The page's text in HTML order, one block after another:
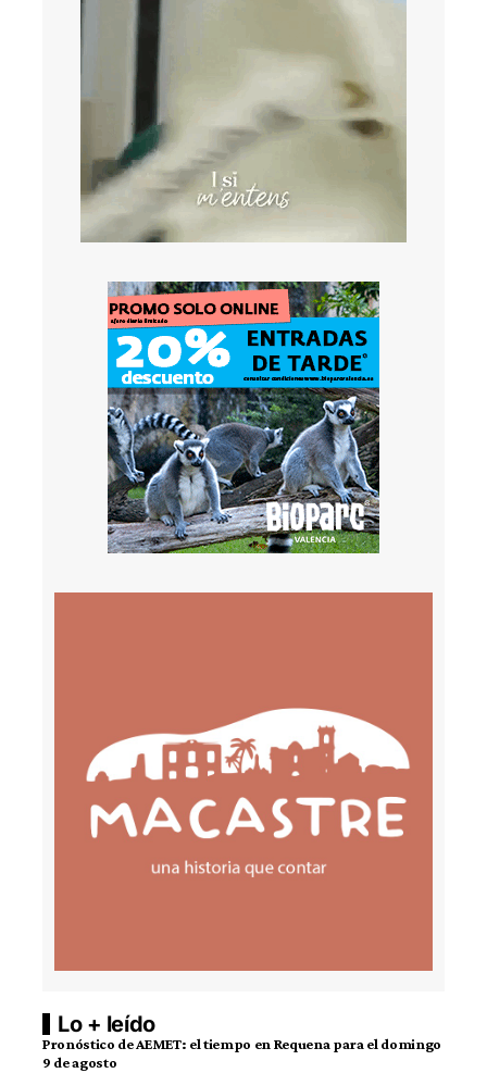
Lo + leído
Pronóstico de AEMET: el tiempo en Requena para el domingo
9 de agosto